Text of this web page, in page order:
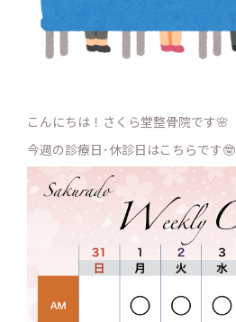
こんにちは！さくら堂整骨院です🌸
今週の診療日･休診日はこちらです🤓